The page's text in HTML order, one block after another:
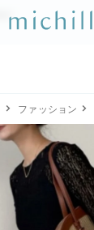
ファッション